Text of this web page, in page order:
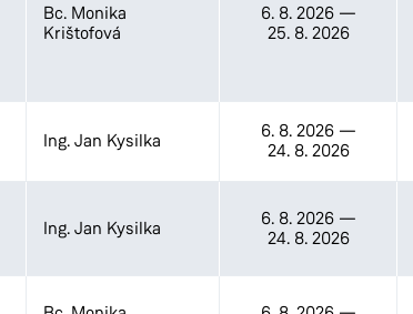
Bc. Monika
Krištofová
6. 8. 2026—
25. 8. 2026
Ing. Jan Kysilka 6. 8. 2026—
24. 8. 2026
Ing. Jan Kysilka 6. 8. 2026—
24. 8. 2026